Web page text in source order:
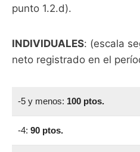
punto 1.2.d).
INDIVIDUALES: (escala
neto registrado en el
-5 y menos: 100 ptos.
-4:90 ptos.